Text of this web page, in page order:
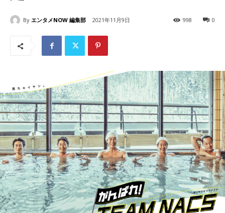
By エンタメNOW 編集部 2021年11月9日 0
998